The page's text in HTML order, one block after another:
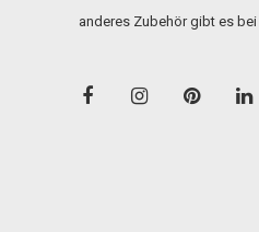
anderes Zubehör gibt es bei